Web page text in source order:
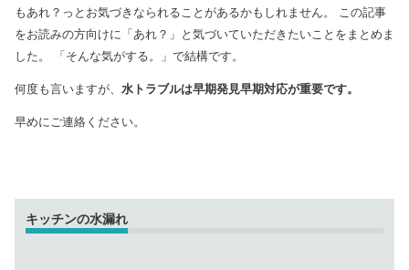
もあれ？っとお気づきなられることがあるかもしれません。 この記事
をお読みの方向けに「あれ？」と気づいていただきたいことをまとめま
した。 「そんな気がする。」で結構です。
何度も言いますが、 水トラブルは早期発見早期対応が重要です。
早めにご連絡ください。
キッチンの水漏れ